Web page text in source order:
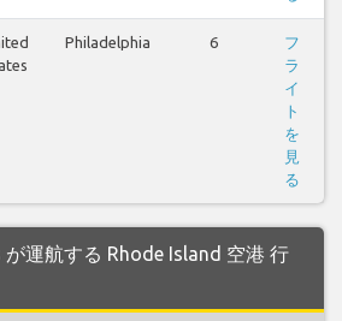
Philadelphia 6
フ
ラ
イ
ト
を
見
る
運航する Rhode Island 空港 行